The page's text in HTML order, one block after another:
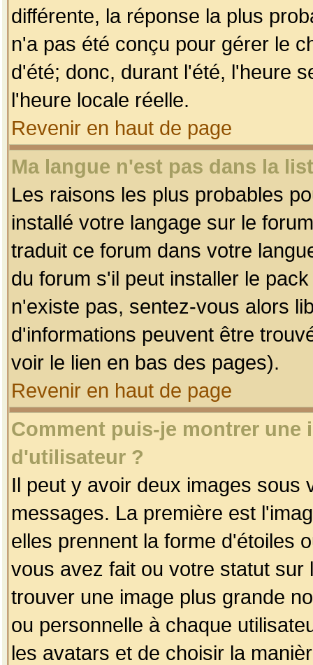
différente, la réponse la plus
n'a pas été conçu pour gérer le
d'été; donc, durant l'été, l'heure
l'heure locale réelle.
Revenir en haut de page
Ma langue n'est pas dans la
Les raisons les plus probables
installé votre langage sur le
traduit ce forum dans votre
du forum s'il peut installer le
n'existe pas, sentez-vous alors
d'informations peuvent être
voir le lien en bas des pages).
Revenir en haut de page
Comment puis-je montrer une
d'utilisateur ?
Il peut y avoir deux images sous
messages. La première est
elles prennent la forme d'étoiles
vous avez fait ou votre statut
trouver une image plus grande
ou personnelle à chaque
les avatars et de choisir la